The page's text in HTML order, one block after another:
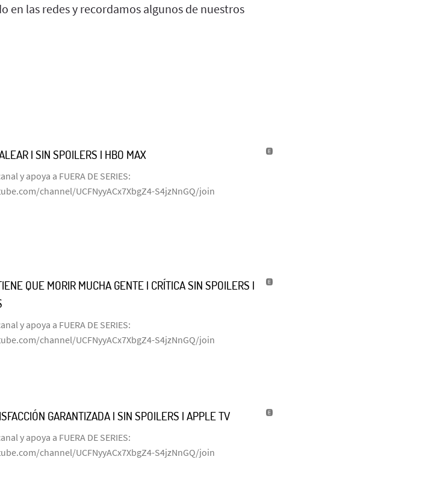
en las redes y recordamos algunos de nuestros
| SIN SPOILERS | HBO MAX
y apoya a FUERA DE SERIES:
channel/UCFNyyACx7XbgZ4-S4jzNnGQ/join
QUE MORIR MUCHA GENTE | CRÍTICA SIN SPOILERS |
y apoya a FUERA DE SERIES:
channel/UCFNyyACx7XbgZ4-S4jzNnGQ/join
GARANTIZADA | SIN SPOILERS | APPLE TV
y apoya a FUERA DE SERIES:
channel/UCFNyyACx7XbgZ4-S4jzNnGQ/join